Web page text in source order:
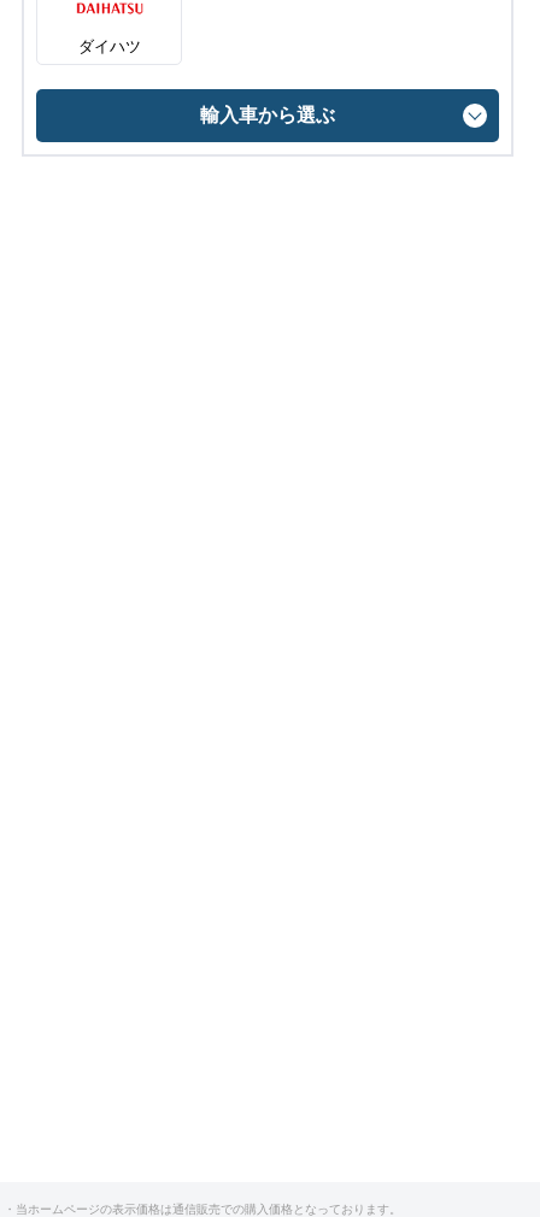
ダイハツ
輸入車から選ぶ
・当ホームページの表示価格は通信販売での購入価格となっております。